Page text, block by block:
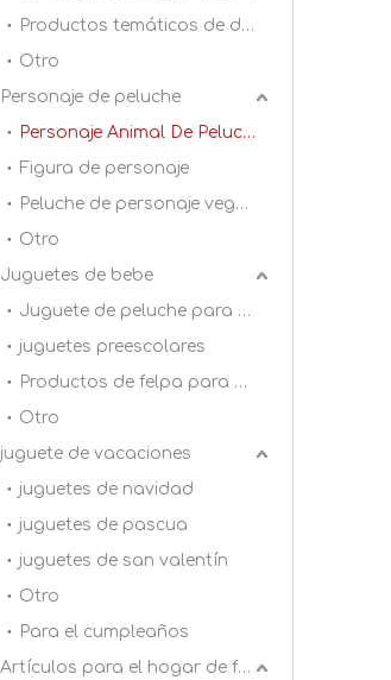
Productos temáticos de dinosaurios
Otro
Personaje de peluche
Personaje Animal De Peluche
Figura de personaje
Peluche de personaje vegetal
Otro
Juguetes de bebe
Juguete de peluche para bebé 0+
juguetes preescolares
Productos de felpa para dormitorio infantil
Otro
juguete de vacaciones
juguetes de navidad
juguetes de pascua
juguetes de san valentín
Otro
Para el cumpleaños
Artículos para el hogar de felpa